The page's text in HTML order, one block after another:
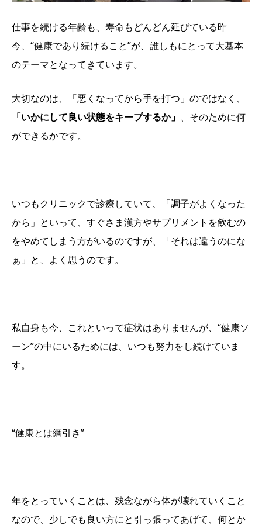
仕事を続ける年齢も、寿命もどんどん延びている昨
今、“健康であり続けること”が、誰しもにとって大基本
のテーマとなってきています。
大切なのは、「悪くなってから手を打つ」のではなく、
「いかにして良い状態をキープするか」 、そのために何
ができるかです。
いつもクリニックで診療していて、「調子がよくなった
から」といって、すぐさま漢方やサプリメントを飲むの
をやめてしまう方がいるのですが、「それは違うのにな
ぁ」と、よく思うのです。
私自身も今、これといって症状はありませんが、“健康ソ
ーン”の中にいるためには、いつも努力をし続けていま
す。
“健康とは綱引き”
年をとっていくことは、残念ながら体が壊れていくこと
なので、少しでも良い方にと引っ張ってあげて、何とか